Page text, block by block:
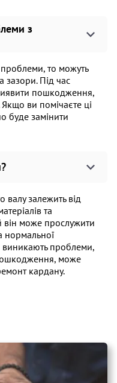
з
то можуть
зазори. Під час
пошкодження,
ви помічаєте ці
буде замінити
валу залежить від
та
він може прослужити
нормальної
виникають проблеми,
може
кардану.